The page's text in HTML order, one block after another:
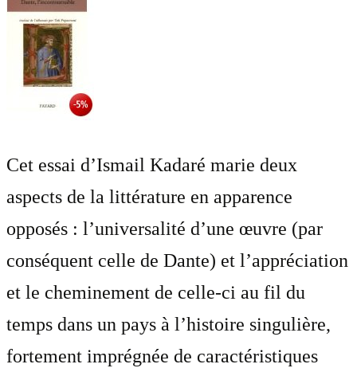
Cet essai d’Ismail Kadaré marie deux
aspects de la littérature en apparence
opposés : l’universalité d’une œuvre (par
conséquent celle de Dante) et l’appréciation
et le cheminement de celle-ci au fil du
temps dans un pays à l’histoire singulière,
fortement imprégnée de caractéristiques